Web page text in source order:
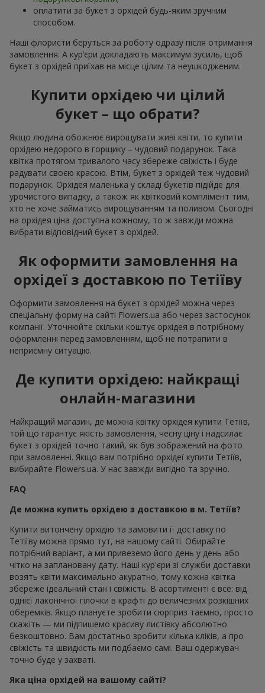
оплатити за букет з орхідей будь-яким зручним
способом.
Наші флористи беруться за роботу одразу після отримання
замовлення. А кур’єри докладають максимум зусиль, щоб
букет з орхідей приїхав на місце цілим та неушкодженим.
Купити орхідею чи цілий
букет – що обрати?
Якщо людина обожнює вирощувати живі квіти, то купити
орхідею недорого в горщику – чудовий подарунок. Така
квітка протягом тривалого часу збереже свіжість і буде
радувати своєю красою. Втім, букет з орхідей теж чудовий
подарунок. Орхідея маленька у складі букетів підійде для
урочистого випадку, а також як квітковий комплімент тим,
хто не хоче займатись вирощуванням та поливом. Сьогодні
на орхідея ціна доступна кожному, то ж завжди можна
вибрати відповідний букет з орхідей.
Як оформити замовлення на
орхідеї з доставкою по Тетіїву
Оформити замовлення на букет з орхідей можна через
спеціальну форму на сайті Flowers.ua або через застосунок
компанії. Уточнюйте скільки коштує орхідея в потрібному
оформленні перед замовленням, щоб не потрапити в
неприємну ситуацію.
Де купити орхідею: найкращі
онлайн-магазини
Найкращий магазин, де можна квітку орхідея купити Тетіїв,
той що гарантує якість замовлення, чесну ціну і надсилає
букет з орхідей точно такий, як був зображений на фото
при замовленні. Якщо вам потрібно орхідеї купити Тетіїв,
вибирайте Flowers.ua. У нас завжди вигідно та зручно.
FAQ
Де можна купить орхідею з доставкою в м. Тетіїв?
Купити витончену орхідію та замовити її доставку по
Тетіїву можна прямо тут, на нашому сайті. Обирайте
потрібний варіант, а ми привеземо його день у день або
чітко на заплановану дату. Наші кур'єри зі служби доставки
возять квіти максимально акуратно, тому кожна квітка
збереже ідеальний стан і свіжість. В асортименті є все: від
однієї лаконічної гілочки в крафті до величезних розкішних
оберемків. Якщо плануєте зробити сюрприз таємно, просто
скажіть — ми підпишемо красиву листівку абсолютно
безкоштовно. Вам достатньо зробити кілька кліків, а про
свіжість та швидкість ми подбаємо самі. Ваш одержувач
точно буде у захваті.
Яка ціна орхідей на вашому сайті?